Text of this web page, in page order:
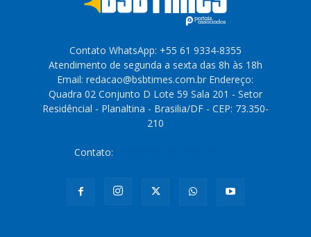
Contato WhatsApp: +55 61 9334-8355
Atendimento de segunda a sexta das 8h às 18h
Email: redacao@bsbtimes.com.br Endereço:
Quadra 02 Conjunto D Lote 59 Sala 201 - Setor
Residêncial - Planaltina - Brasilia/DF - CEP: 73.350-
210
Contato: